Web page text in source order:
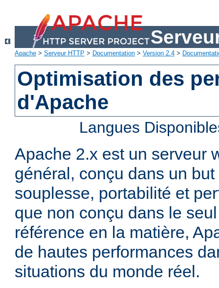
Apache > Serveur HTTP > Documentation > Version 2.4 >
Optimisation des
d'Apache
Langues
Apache 2.x est un serveur
général, conçu dans un
souplesse, portabilité et
que non conçu dans le
référence en la matière,
de hautes performances
situations du monde réel.